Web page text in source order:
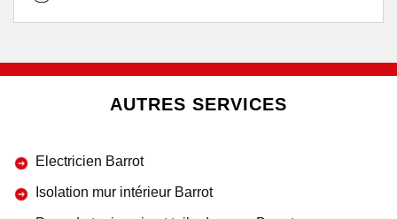
AUTRES SERVICES
Electricien Barrot
Isolation mur intérieur Barrot